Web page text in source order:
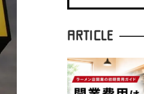
ARTICLE